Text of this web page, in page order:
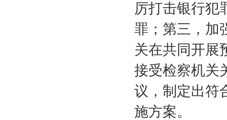
厉打击银行犯
罪；第三，加
关在共同开展
接受检察机关
议，制定出符
施方案。